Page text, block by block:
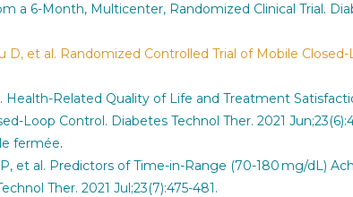
a 6-Month, Multicenter, Randomized Clinical Trial.
D, et al. Randomized Controlled Trial of Mobile
Health-Related Quality of Life and Treatment
Loop Control. Diabetes Technol Ther. 2021
fermée.
et al. Predictors of Time-in-Range (70-180 mg/dL)
Ther. 2021 Jul;23(7):475-481.